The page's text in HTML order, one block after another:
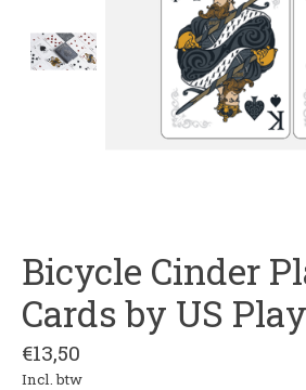
Bicycle Cinder
Cards by US
€13,50
Incl. btw